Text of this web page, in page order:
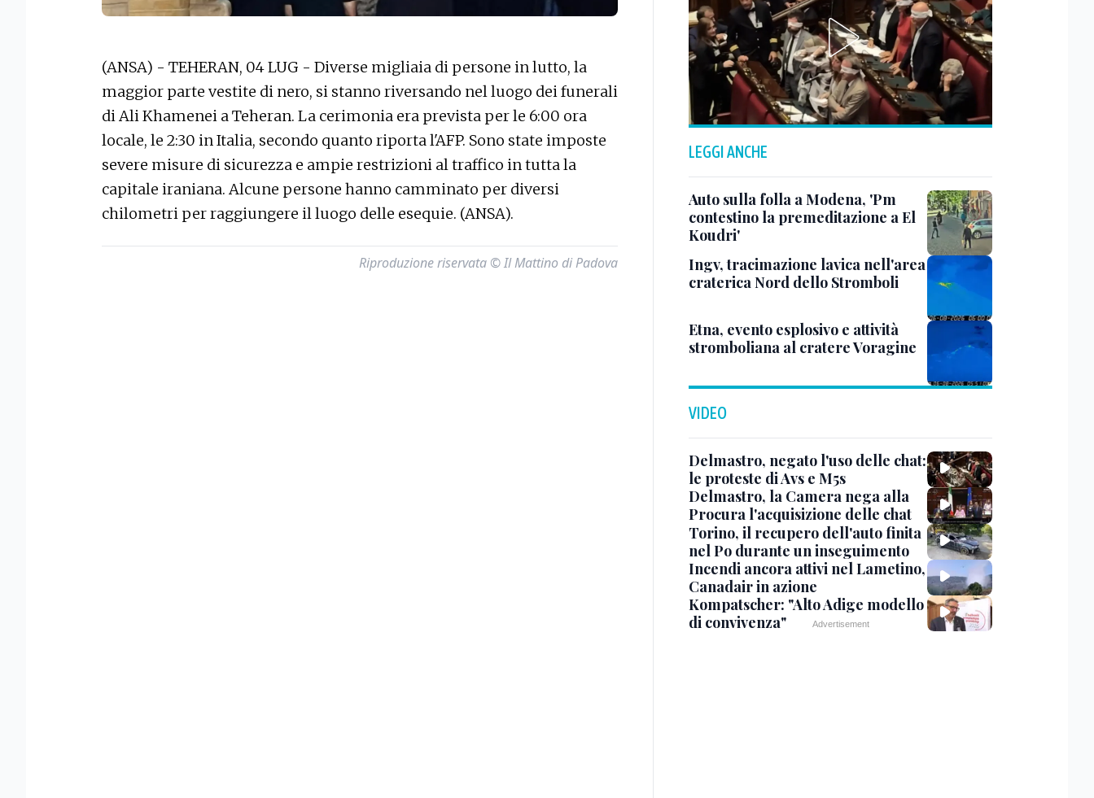
(ANSA) - TEHERAN, 04 LUG - Diverse migliaia di persone in lutto, la
maggior parte vestite di nero, si stanno riversando nel luogo dei funerali
di Ali Khamenei a Teheran. La cerimonia era prevista per le 6:00 ora
locale, le 2:30 in Italia, secondo quanto riporta l'AFP. Sono state imposte
severe misure di sicurezza e ampie restrizioni al traffico in tutta la
capitale iraniana. Alcune persone hanno camminato per diversi
chilometri per raggiungere il luogo delle esequie. (ANSA).
Riproduzione riservata © Il Mattino di Padova
LEGGI ANCHE
Auto sulla folla a Modena, 'Pm
contestino la premeditazione a El
Koudri'
Ingv, tracimazione lavica nell'area
craterica Nord dello Stromboli
Etna, evento esplosivo e attività
stromboliana al cratere Voragine
VIDEO
Delmastro, negato l'uso delle chat:
le proteste di Avs e M5s
Delmastro, la Camera nega alla
Procura l'acquisizione delle chat
Torino, il recupero dell'auto finita
nel Po durante un inseguimento
Incendi ancora attivi nel Lametino,
Canadair in azione
Kompatscher: "Alto Adige modello
di convivenza"